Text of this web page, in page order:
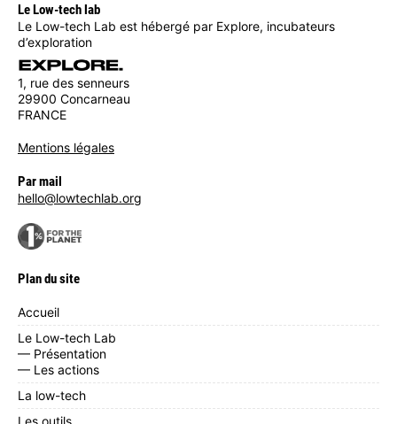
Le Low-tech lab
Le Low-tech Lab est hébergé par Explore, incubateurs
d’exploration
1, rue des senneurs
29900 Concarneau
FRANCE
Mentions légales
Par mail
hello@lowtechlab.org
Plan du site
Accueil
Le Low-tech Lab
— Présentation
— Les actions
La low-tech
Les outils